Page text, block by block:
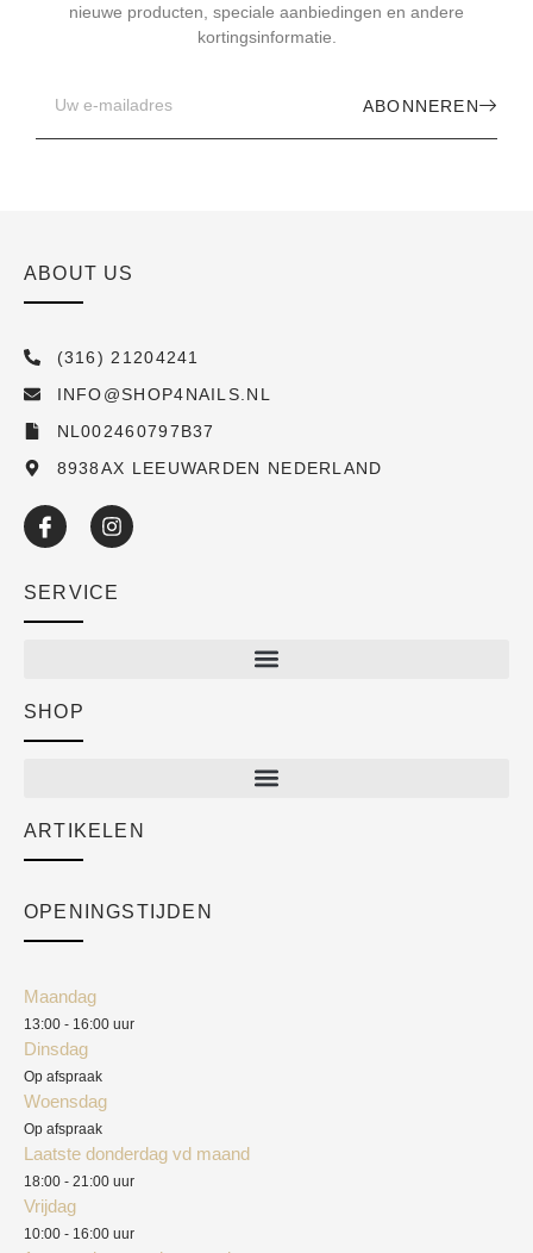
nieuwe producten, speciale aanbiedingen en andere
kortingsinformatie.
ABONNEREN
ABOUT US
(316) 21204241
INFO@SHOP4NAILS.NL
NL002460797B37
8938AX LEEUWARDEN NEDERLAND
SERVICE
Academy
SHOP
ARTIKELEN
OPENINGSTIJDEN
Maandag
13:00 - 16:00 uur
Dinsdag
Op afspraak
Woensdag
Op afspraak
Laatste donderdag vd maand
18:00 - 21:00 uur
Vrijdag
10:00 - 16:00 uur